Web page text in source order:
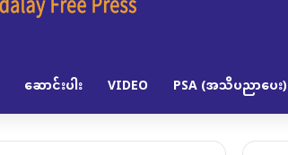
ဆောင်းပါး VIDEO PSA (အသိပညာပေး)